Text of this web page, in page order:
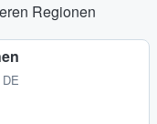
Regionen